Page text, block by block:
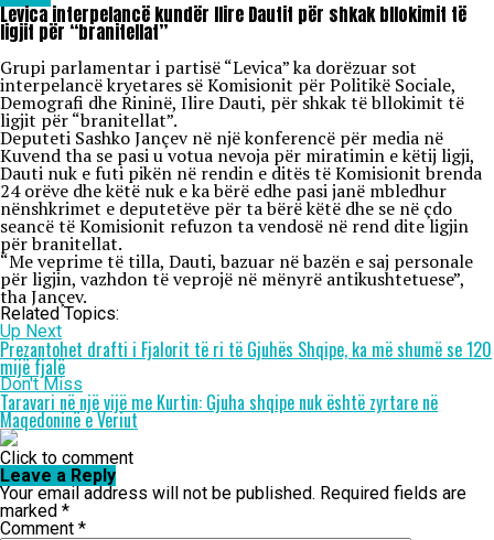
Levica interpelancë kundër Ilire Dautit për shkak bllokimit të
ligjit për “branitellat”
Grupi parlamentar i partisë “Levica” ka dorëzuar sot
interpelancë kryetares së Komisionit për Politikë Sociale,
Demografi dhe Rininë, Ilire Dauti, për shkak të bllokimit të
ligjit për “branitellat”.
Deputeti Sashko Jançev në një konferencë për media në
Kuvend tha se pasi u votua nevoja për miratimin e këtij ligji,
Dauti nuk e futi pikën në rendin e ditës të Komisionit brenda
24 orëve dhe këtë nuk e ka bërë edhe pasi janë mbledhur
nënshkrimet e deputetëve për ta bërë këtë dhe se në çdo
seancë të Komisionit refuzon ta vendosë në rend dite ligjin
për branitellat.
“Me veprime të tilla, Dauti, bazuar në bazën e saj personale
për ligjin, vazhdon të veprojë në mënyrë antikushtetuese”,
tha Jançev.
Related Topics:
Up Next
Prezantohet drafti i Fjalorit të ri të Gjuhës Shqipe, ka më shumë se 120
mijë fjalë
Don't Miss
Taravari në një vijë me Kurtin: Gjuha shqipe nuk është zyrtare në
Maqedoninë e Veriut
Click to comment
Leave a Reply
Your email address will not be published. Required fields are
marked *
Comment *